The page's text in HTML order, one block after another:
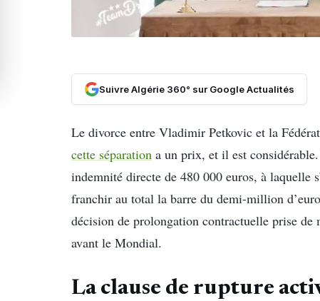
Suivre Algérie 360° sur Google Actualités
Le divorce entre Vladimir Petkovic et la
cette séparation a un prix, et il est
indemnité directe de 480 000 euros, à laquelle
franchir au total la barre du demi-million
décision de prolongation contractuelle prise de
avant le Mondial.
La clause de rupture